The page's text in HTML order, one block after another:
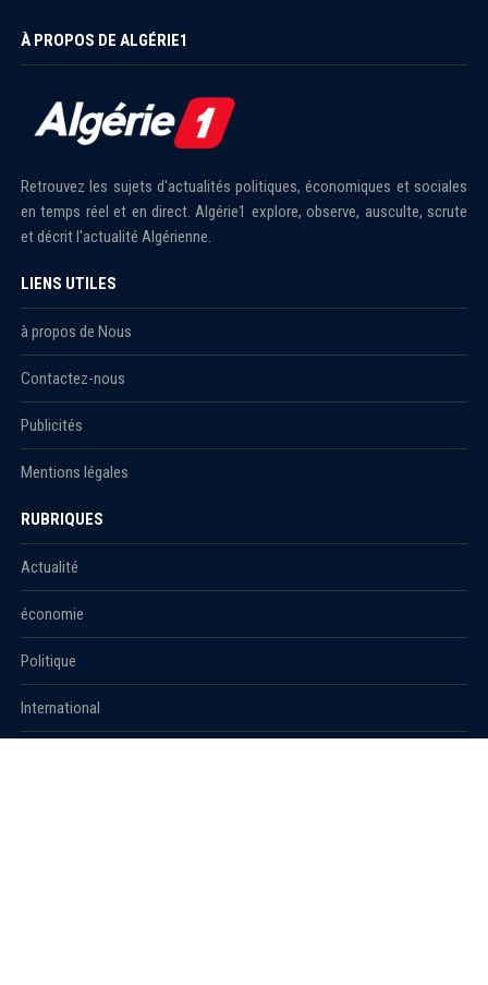
À PROPOS DE ALGÉRIE1
Retrouvez les sujets d'actualités politiques, économiques et sociales
en temps réel et en direct. Algérie1 explore, observe, ausculte, scrute
et décrit l'actualité Algérienne.
LIENS UTILES
à propos de Nous
Contactez-nous
Publicités
Mentions légales
RUBRIQUES
Actualité
économie
Politique
International